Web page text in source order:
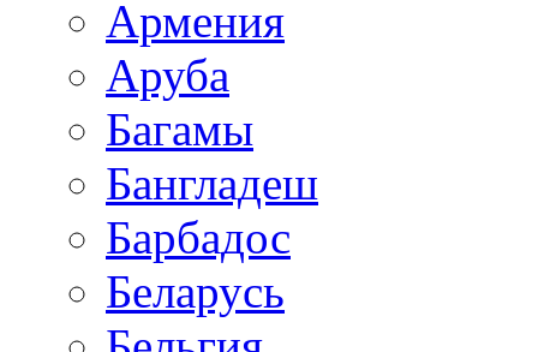
Армения
Аруба
Багамы
Бангладеш
Барбадос
Беларусь